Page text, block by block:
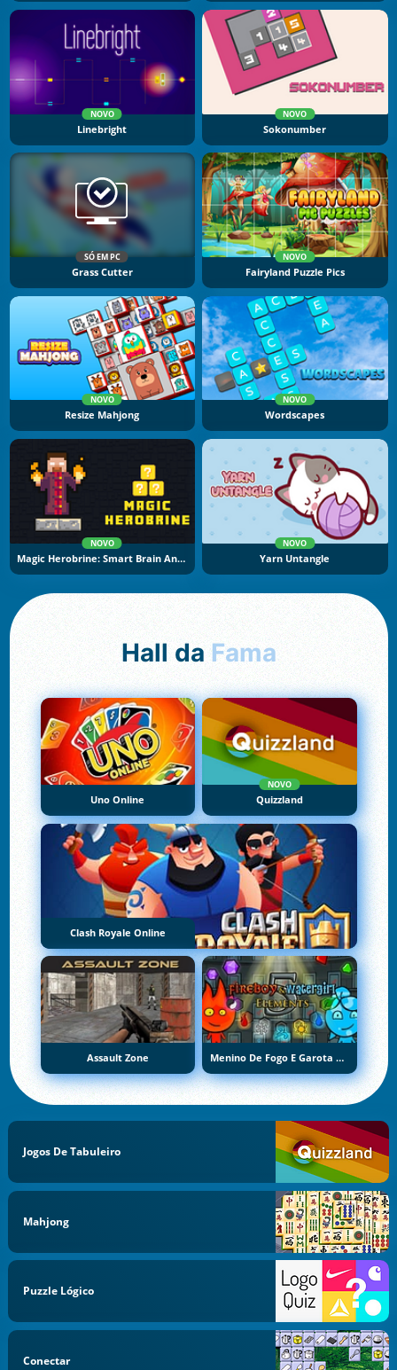
NOVO
Linebright
NOVO
Sokonumber
SÓ EM PC
Grass Cutter
NOVO
Fairyland Puzzle Pics
NOVO
Resize Mahjong
NOVO
Wordscapes
NOVO
Magic Herobrine: Smart Brain And Puzzle Quest
NOVO
Yarn Untangle
Hall da Fama
Uno Online
NOVO
Quizzland
Clash Royale Online
Assault Zone Menino De Fogo E Garota De Água 5: Elementos
Jogos De Tabuleiro
Mahjong
Puzzle Lógico
Conectar